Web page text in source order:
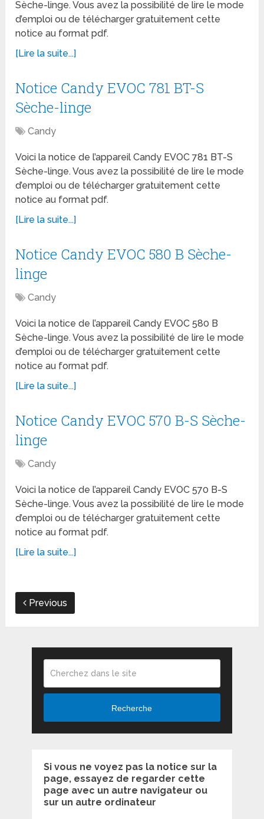
Sèche-linge. Vous avez la possibilité de lire le mode
d’emploi ou de télécharger gratuitement cette
notice au format pdf.
[Lire la suite...]
Notice Candy EVOC 781 BT-S
Sèche-linge
Candy
Voici la notice de l’appareil Candy EVOC 781 BT-S
Sèche-linge. Vous avez la possibilité de lire le mode
d’emploi ou de télécharger gratuitement cette
notice au format pdf.
[Lire la suite...]
Notice Candy EVOC 580 B Sèche-
linge
Candy
Voici la notice de l’appareil Candy EVOC 580 B
Sèche-linge. Vous avez la possibilité de lire le mode
d’emploi ou de télécharger gratuitement cette
notice au format pdf.
[Lire la suite...]
Notice Candy EVOC 570 B-S Sèche-
linge
Candy
Voici la notice de l’appareil Candy EVOC 570 B-S
Sèche-linge. Vous avez la possibilité de lire le mode
d’emploi ou de télécharger gratuitement cette
notice au format pdf.
[Lire la suite...]
Previous
Recherche
Si vous ne voyez pas la notice sur la
page, essayez de regarder cette
page avec un autre navigateur ou
sur un autre ordinateur